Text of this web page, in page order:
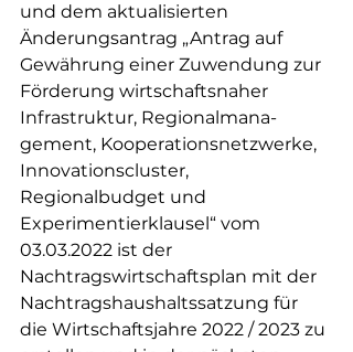
und dem aktualisierten
Änderungsantrag „Antrag auf
Gewährung einer Zuwendung zur
Förderung wirtschaftsnaher
Infrastruktur, Regionalmana-
gement, Kooperationsnetzwerke,
Innovationscluster,
Regionalbudget und
Experimentierklausel“ vom
03.03.2022 ist der
Nachtragswirtschaftsplan mit der
Nachtragshaushaltssatzung für
die Wirtschaftsjahre 2022 / 2023 zu